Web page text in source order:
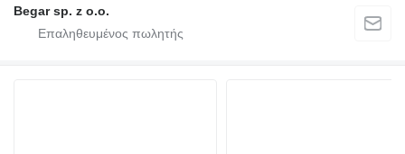
Begar sp. z o.o.